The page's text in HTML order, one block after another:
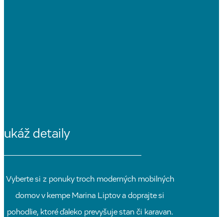
ukáž detaily
Vyberte si z ponuky troch moderných mobilných
domov v kempe Marina Liptov a doprajte si
pohodlie, ktoré ďaleko prevyšuje stan či karavan.